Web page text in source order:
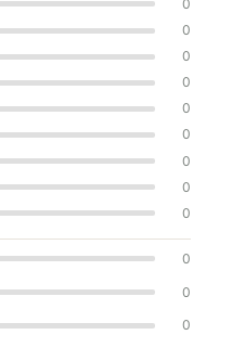
0
0
0
0
0
0
0
0
0
0
0
0